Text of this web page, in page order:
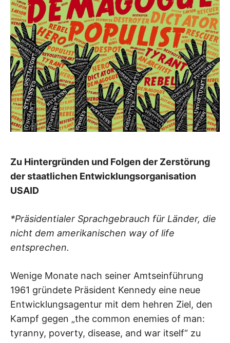
Zu Hintergründen und Folgen der Zerstörung
der staatlichen Entwicklungsorganisation
USAID
*Präsidentialer Sprachgebrauch für Länder, die
nicht dem amerikanischen way of life
entsprechen.
Wenige Monate nach seiner Amtseinführung
1961 gründete Präsident Kennedy eine neue
Entwicklungsagentur mit dem hehren Ziel, den
Kampf gegen „the common enemies of man:
tyranny, poverty, disease, and war itself“ zu